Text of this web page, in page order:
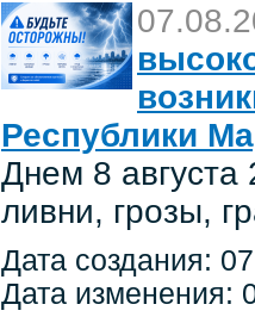
Республики
Днем 8
ливни, грозы,
Дата создания:
Дата изменения: